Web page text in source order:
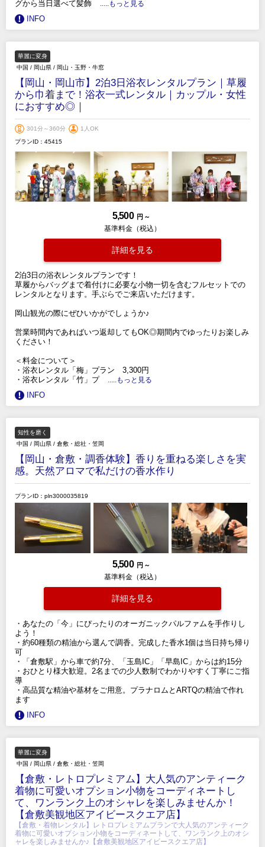
グから当日選べて髪飾 .....もっと見る
INFO
華麗に変身
中国 / 岡山県 / 岡山・玉野・牛窓
【岡山・岡山市】2泊3日浴衣レンタルプラン｜草履
から巾着まで！浴衣一式レンタル｜カップル・女性
におすすめ◎｜
301分～360分
1人OK
プランID：45415
5,500 円 ～
基準料金（税込）
詳細を見る
2泊3日の浴衣レンタルプランです！
草履からバッグまで着付けに必要な小物一切を含むフルセットでの
レンタルとなります。手ぶらでご来店いただけます。
岡山観光の際にぜひいかがでしょうか♪
営業時間内であればいつ返却してもOK◎期間内でゆったりお楽しみ
ください！
＜料金について＞
・浴衣レンタル「梅」プラン 3,300円
・浴衣レンタル「竹」プ
.....もっと見る
INFO
知性を磨く
中国 / 岡山県 / 倉敷・総社・笠岡
【岡山・倉敷・調香体験】香りを重ねる楽しさを実
感。天然アロマで私だけの香水作り
プランID：pln3000035819
5,500 円 ～
基準料金（税込）
詳細を見る
・あなたの「今」にぴったりのオーガニックパルファムを手作りし
よう！
・約60種類の精油から選んで調香。完成した香水1個は当日持ち帰り
可
・「倉敷駅」から車で約7分、「玉島IC」「早島IC」からは約15分
・おひとり様大歓迎。2名までの少人数制でわかりやすく丁寧にご指
導
・高品質な精油や基材をご用意。プラナロムとARTQの精油で作れ
ます
INFO
華麗に変身
中国 / 岡山県 / 倉敷・総社・笠岡
【倉敷・レトロプレミアム】大人気のアンティーク
着物に可愛いオプション小物をコーディネートし
て、ワンランク上のオシャレを楽しみませんか！
【倉敷美観地区アイビースクエア店】
【倉敷・着物レンタル】レトロプレミアムプランで大人気のアンティーク
着物に可愛いオプション小物をコーディネートして、ワンランク上のオシ
ャレを楽しみませんか♪【倉敷美観地区アイビースクエア店】